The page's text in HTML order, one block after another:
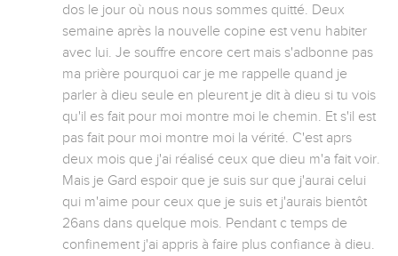
dos le jour où nous nous sommes quitté. Deux
semaine après la nouvelle copine est venu habiter
avec lui. Je souffre encore cert mais s'adbonne pas
ma prière pourquoi car je me rappelle quand je
parler à dieu seule en pleurent je dit à dieu si tu vois
qu'il es fait pour moi montre moi le chemin. Et s'il est
pas fait pour moi montre moi la vérité. C'est aprs
deux mois que j'ai réalisé ceux que dieu m'a fait voir.
Mais je Gard espoir que je suis sur que j'aurai celui
qui m'aime pour ceux que je suis et j'aurais bientôt
26ans dans quelque mois. Pendant c temps de
confinement j'ai appris à faire plus confiance à dieu.